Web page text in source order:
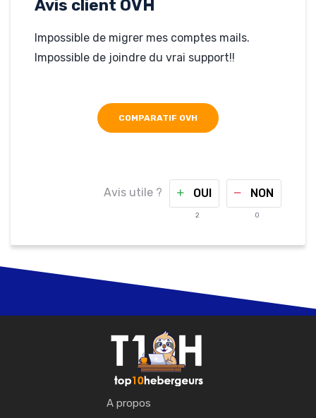
chat oui!!
Rédigé par james, le 05-
09-2019
Hébergé par OVH
Avis client OVH
Impossible de migrer mes comptes mails.
Impossible de joindre du vrai support!!
COMPARATIF OVH
Avis utile ? OUI
2
NON
0
A propos